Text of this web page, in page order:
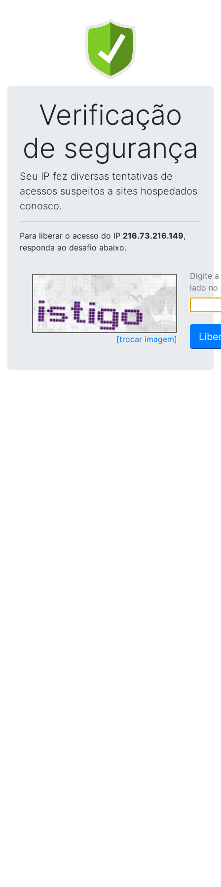
Verificação
de segurança
Seu IP fez diversas tentativas de
acessos suspeitos a sites hospedados
conosco.
Para liberar o acesso do IP 216.73.216.149,
responda ao desafio abaixo.
[trocar imagem]
Digite
lado no